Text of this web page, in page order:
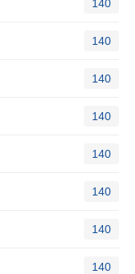
140
140
140
140
140
140
140
140